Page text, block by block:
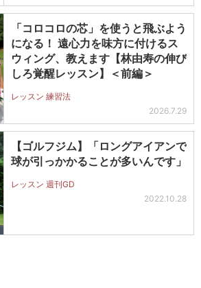
「コロコロの芯」を使うと飛ぶよう
になる！ 遠心力を味方に付けるス
ウィング、教えます【林由寿の伸び
しろ覚醒レッスン】＜前編＞
レッスン 練習法
2026.7.29
【ゴルフジム】「ロングアイアンで
球が引っかかることが多いんです」
レッスン 週刊GD
2022.10.28